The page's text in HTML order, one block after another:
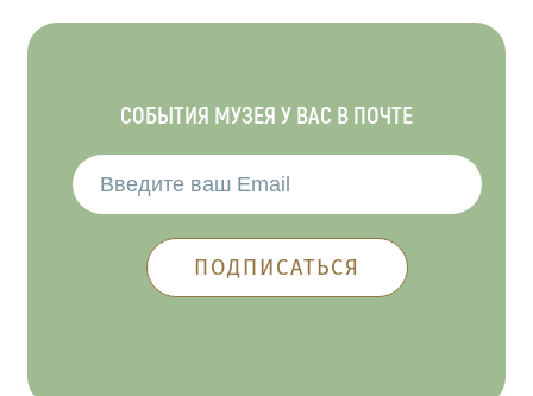
СОБЫТИЯ МУЗЕЯ У ВАС В ПОЧТЕ